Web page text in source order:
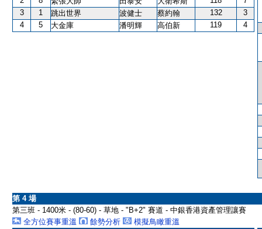
3
1 跳出世界 波健士 蔡約翰 132
3
4
5 大金庫 潘明輝 高伯新 119 4
第 4 場
第三班 - 1400米 - (80-60) - 草地 - "B+2" 賽道 - 中銀香港資產管理讓賽
全方位賽事重溫
餘勢分析
模擬鳥瞰重溫